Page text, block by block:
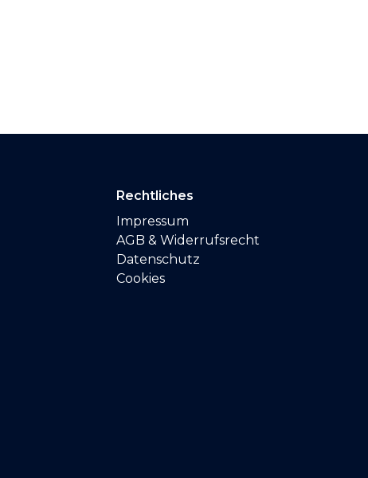
Rechtliches
Impressum
AGB & Widerrufsrecht
Datenschutz
Cookies